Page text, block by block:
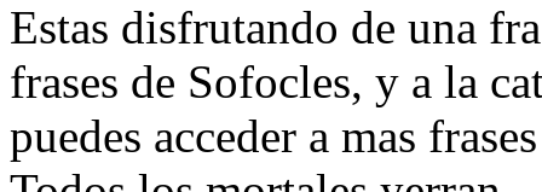
Estas disfrutando de una
frases de Sofocles, y a la
puedes acceder a mas